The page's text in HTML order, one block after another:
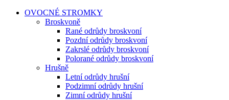
OVOCNÉ STROMKY
Broskvoně
Rané odrůdy broskvoní
Pozdní odrůdy broskvoní
Zakrslé odrůdy broskvoní
Polorané odrůdy broskvoní
Hrušně
Letní odrůdy hrušní
Podzimní odrůdy hrušní
Zimní odrůdy hrušní